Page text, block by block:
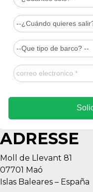
ADRESSE
Moll de Llevant 81
07701 Maó
Islas Baleares – España